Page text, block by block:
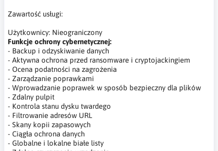
Zawartość usługi:
Użytkownicy: Nieograniczony
Funkcje ochrony cybernetycznej:
- Backup i odzyskiwanie danych
- Aktywna ochrona przed ransomware i cryptojackingiem
- Ocena podatności na zagrożenia
- Zarządzanie poprawkami
- Wprowadzanie poprawek w sposób bezpieczny dla plików
- Zdalny pulpit
- Kontrola stanu dysku twardego
- Filtrowanie adresów URL
- Skany kopii zapasowych
- Ciągła ochrona danych
- Globalne i lokalne białe listy